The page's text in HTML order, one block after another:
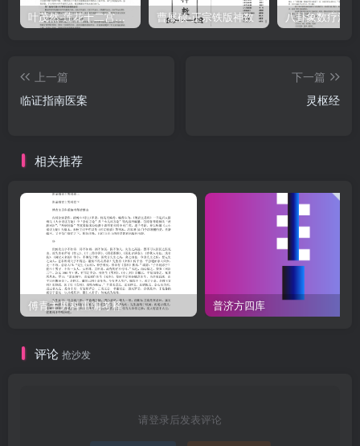
其法不出乎五行：合而合之，其理总原于太极。准此以临症，则诸病
述之下，惟识者参之。上卷验舌分虚实法经云：“邪气盛则实，正气夺
则虚”。又云：“有余者泻之，不足者补之。”窃谓虚实两字，是搅病机
脉以审虚实，固临症第一要着也，乃有症似实而脉则虚，脉似实而症
则虚者。如舍脉从症，既难信以为真，而舍从脉，又惟恐其是假，则
且奈之何哉。不知凡物之理，实则其形坚敛、其色苍老：虚则其体浮
胖、其色娇嫩。而病之现于舌也，其形与色亦然。（故凡病属实者，
其舌必坚敛而兼苍老：病属虚者，其舌必浮胖而兼娇嫩。如此分别，
则为虚为实、是假是真，虽未参症切脉，而一目先了然矣。)上卷验舌
分阴阳法虚实既分，补泻固有定见。然虚实各有阴阳，而阴阳迭为虚
阴盛为阳盛、阳虚为阴虚，而不能无误者。且有症本阳虚，而经
叶茂然-莲花十二宫佛家奇门面授及答疑 曹展硕-正宗铁版神数
上一篇
临证指南医案
下一篇
灵枢经
相关推荐
傅青主男科重编考释 普济方四库
评论 抢沙发
请登录后发表评论